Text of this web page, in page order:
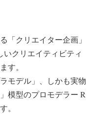
「クリエイター企画」
いクリエイティビティ
す。
モデル」、しかも実物
模型のプロモデラー R
。